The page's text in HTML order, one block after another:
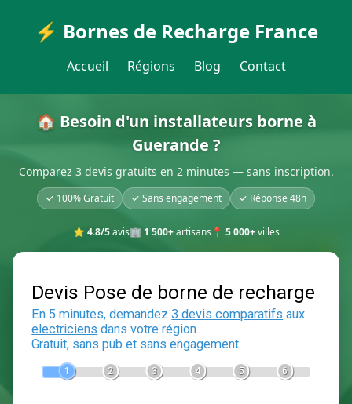
⚡ Bornes de Recharge France
Accueil Régions Blog Contact
🏠 Besoin d'un installateurs borne à
Guerande ?
Comparez 3 devis gratuits en 2 minutes — sans inscription.
✓ 100% Gratuit ✓ Sans engagement ✓ Réponse 48h
⭐ 4.8/5avis🏢 1 500+artisans 📍 5 000+villes
Devis Pose de borne de
En 5 minutes, demandez3 devis comparatifs